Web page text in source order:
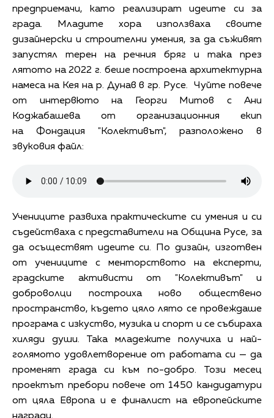
предприемачи, като реализират идеите си за
града. Младите хора използваха своите
дизайнерски и строителни умения, за да съживят
запустял терен на речния бряг и така през
лятото на 2022 г. беше построена архитектурна
намеса на Кея на р. Дунав в гр. Русе. Чуйте повече
от интервюто на Георги Митов с Ани
Коджабашева от организационния екип
на Фондация "Колективът", разположено в
звуковия файл:
Учениците развиха практическите си умения и си
съдействаха с представители на Община Русе, за
да осъществят идеите си. По дизайн, изготвен
от учениците с менторството на експерти,
градските активисти от "Колективът" и
доброволци построиха ново обществено
пространство, където цяло лято се провеждаше
програма с изкуство, музика и спорт и се събираха
хиляди души. Така младежите получиха и най-
голямото удовлетворение от работата си — да
променят града си към по-добро. Този месец
проектът пребори повече от 1450 кандидатури
от цяла Европа и е финалист на европейските
награди.